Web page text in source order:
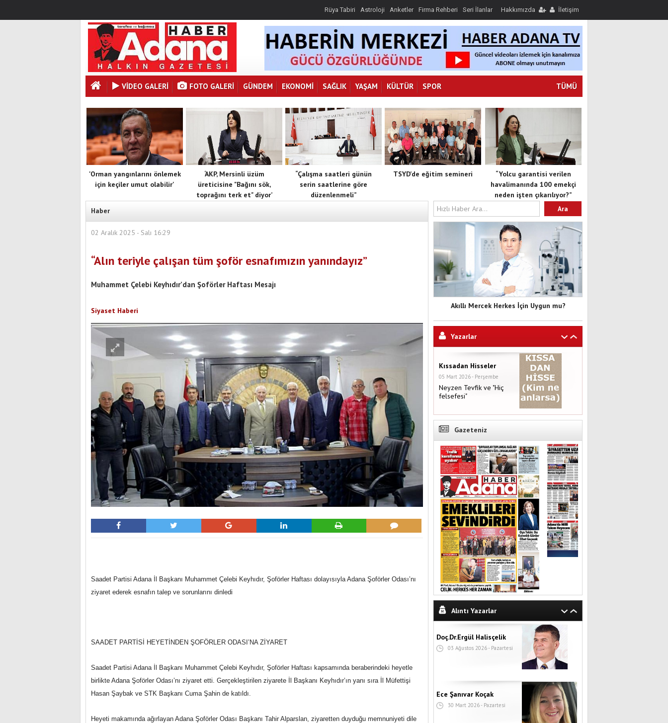
Rüya Tabiri Astroloji Anketler Firma Rehberi Seri İlanlar Hakkımızda İletişim
VİDEO GALERİ FOTO GALERI GÜNDEM EKONOMI SAĞLIK YAŞAM KÜLTÜR SPOR TÜMÜ
'Orman yangınlarını önlemek
için keçiler umut olabilir'
‘AKP, Mersinli üzüm
üreticisine "Bağını sök,
toprağını terk et" diyor’
“Çalışma saatleri günün
serin saatlerine göre
düzenlenmeli”
“Yolcu garantisi verilen
havalimanında 100 emekçi
neden işten çıkarılıyor?”
TSYD’de eğitim semineri
Haber
02 Aralık 2025 - Salı 16:29
“Alın teriyle çalışan tüm şoför esnafımızın yanındayız”
Muhammet Çelebi Keyhıdır’dan Şoförler Haftası Mesajı
Siyaset Haberi
Saadet Partisi Adana İl Başkanı Muhammet Çelebi Keyhıdır, Şoförler Haftası dolayısıyla Adana Şoförler Odası’nı
ziyaret ederek esnafın talep ve sorunlarını dinledi
SAADET PARTİSİ HEYETİNDEN ŞOFÖRLER ODASI’NA ZİYARET
Saadet Partisi Adana İl Başkanı Muhammet Çelebi Keyhıdır, Şoförler Haftası kapsamında beraberindeki heyetle
birlikte Adana Şoförler Odası’nı ziyaret etti. Gerçekleştirilen ziyarete İl Başkanı Keyhıdır’ın yanı sıra İl Müfettişi
Hasan Şaybak ve STK Başkanı Cuma Şahin de katıldı.
Heyeti makamında ağırlayan Adana Şoförler Odası Başkanı Tahir Alparslan, ziyaretten duyduğu memnuniyeti dile
Akıllı Mercek Herkes İçin Uygun mu?
Yazarlar
Kıssadan Hisseler
05 Mart 2026 - Perşembe
Neyzen Tevfik ve "Hiç
felsefesi"
Gazeteniz
Alıntı Yazarlar
Doç.Dr.Ergül Halisçelik
03 Ağustos 2026 - Pazartesi
Ece Şanıvar Koçak
30 Mart 2026 - Pazartesi